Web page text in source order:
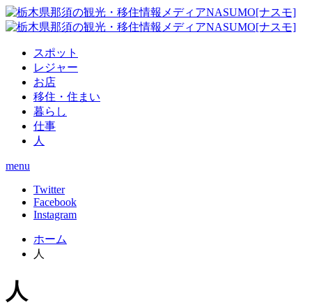
スポット
レジャー
お店
移住・住まい
暮らし
仕事
人
menu
Twitter
Facebook
Instagram
ホーム
人
人